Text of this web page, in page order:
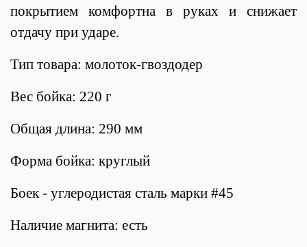
покрытием комфортна в руках и снижает
отдачу при ударе.
Тип товара: молоток-гвоздодер
Вес бойка: 220 г
Общая длина: 290 мм
Форма бойка: круглый
Боек - углеродистая сталь марки #45
Наличие магнита: есть